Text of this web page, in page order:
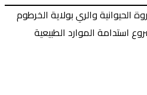
الحيوانية والري بولاية الخرطوم
استدامة الموارد الطبيعية